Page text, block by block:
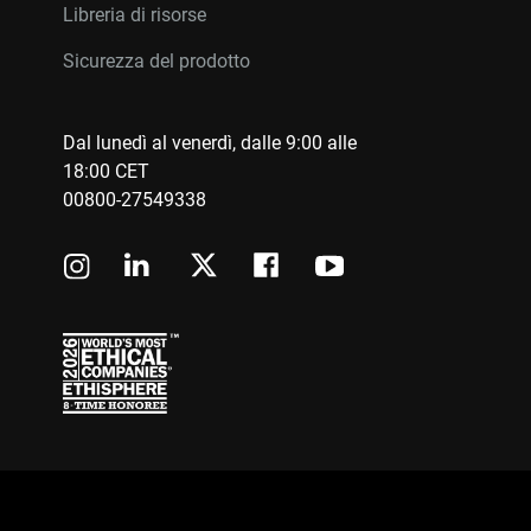
Libreria di risorse
Sicurezza del prodotto
Dal lunedì al venerdì, dalle 9:00 alle
18:00 CET
00800-27549338